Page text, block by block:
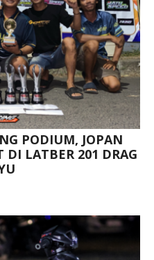
PODIUM, JOPAN
DI LATBER 201 DRAG